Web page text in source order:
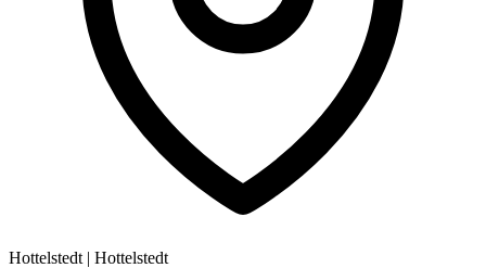
Hottelstedt | Hottelstedt